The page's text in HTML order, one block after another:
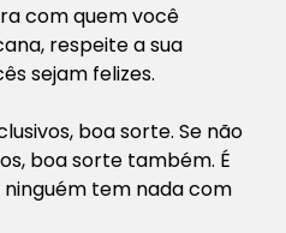
com quem você
respeite a sua
sejam felizes.
boa sorte. Se não
boa sorte também. É
tem nada com